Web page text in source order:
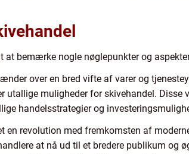
bemærke nogle nøglepunkter og
over en bred vifte af varer og
muligheder for skivehandel. Disse
handelsstrategier og
en revolution med fremkomsten af
at nå ud til et bredere publikum og